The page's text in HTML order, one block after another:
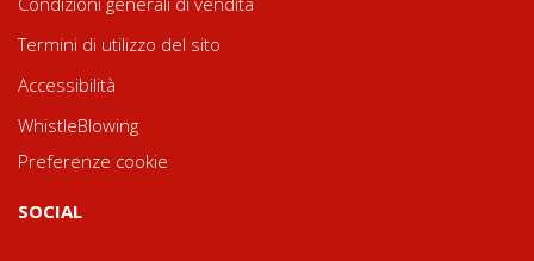
Termini di utilizzo del sito
Accessibilità
WhistleBlowing
Preferenze cookie
SOCIAL